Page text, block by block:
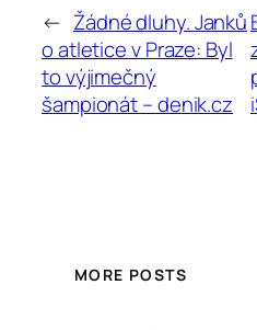
← Žádné dluhy. Janků
o atletice v Praze: Byl
to výjimečný
šampionát – denik.cz
MORE POSTS